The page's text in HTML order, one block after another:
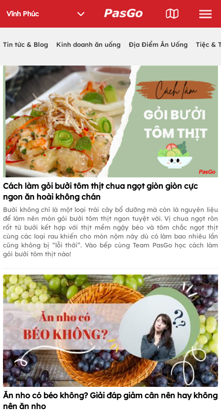
Tin tức & Blog Kinh doanh ăn uống Địa Điểm Ăn Uống Tiệc &
Cách làm gỏi bưởi tôm thịt chua ngọt giòn giòn cực
ngon ăn hoài không chán
Bưởi không chỉ là một loại trái cây bổ dưỡng mà còn là nguyên liệu
để làm nên món gỏi bưởi tôm thịt ngon tuyệt vời. Vị chua ngọt rôn
rốt từ bưởi kết hợp với thịt mềm ngậy béo và tôm chắc ngọt thịt
cùng các loại rau khiến cho món nộm này dù có làm bao nhiêu lần
cũng không bị “lỗi thời”. Vào bếp cùng Team PasGo học cách làm
gỏi bưởi tôm thịt nào!
Ăn nho có béo không? Giải đáp giảm cân nên hay không
nên ăn nho